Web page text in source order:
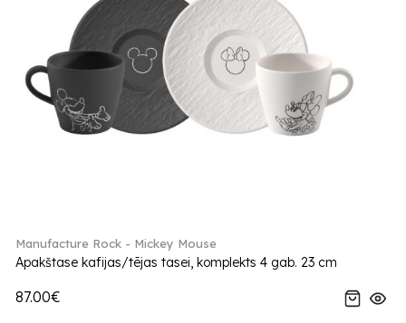
Manufacture Rock - Mickey Mouse
Apakštase kafijas/tējas tasei, komplekts 4 gab. 23 cm
87.00€